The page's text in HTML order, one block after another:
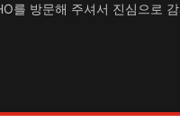
를 방문해 주셔서 진심으로